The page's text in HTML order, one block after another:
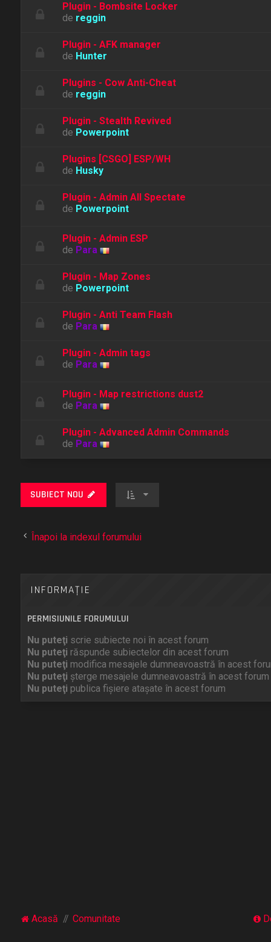
Plugin - Bombsite Locker
de reggin
Plugin - AFK manager
de Hunter
Plugins - Cow Anti-Cheat
de reggin
Plugin - Stealth Revived
de Powerpoint
Plugins [CSGO] ESP/WH
de Husky
Plugin - Admin All Spectate
de Powerpoint
Plugin - Admin ESP
de Para
Plugin - Map Zones
de Powerpoint
Plugin - Anti Team Flash
de Para
Plugin - Admin tags
de Para
Plugin - Map restrictions dust2
de Para
Plugin - Advanced Admin Commands
de Para
SUBIECT NOU
Înapoi la indexul forumului
INFORMAŢIE
PERMISIUNILE FORUMULUI
Nu puteţi scrie subiecte noi în acest forum
Nu puteţi răspunde subiectelor din acest forum
Nu puteţi modifica mesajele dumneavoastră în acest
Nu puteţi şterge mesajele dumneavoastră în acest forum
Nu puteţi publica fişiere ataşate în acest forum
Acasă Comunitate